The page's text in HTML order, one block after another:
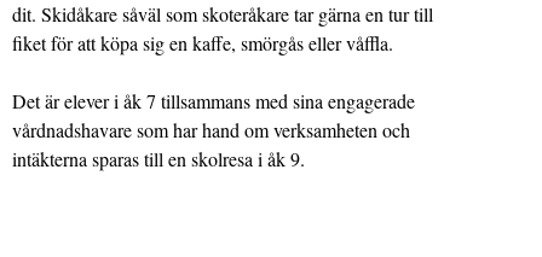
dit. Skidåkare såväl som skoteråkare tar gärna en tur till
fiket för att köpa sig en kaffe, smörgås eller våffla.
Det är elever i åk 7 tillsammans med sina engagerade
vårdnadshavare som har hand om verksamheten och
intäkterna sparas till en skolresa i åk 9.